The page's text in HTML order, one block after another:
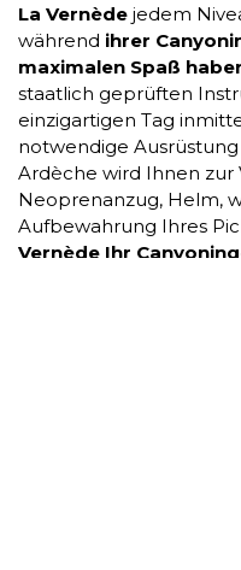
La Vernède jedem
während ihrer
maximalen Spaß
staatlich geprüften
einzigartigen Tag
notwendige
Ardèche wird Ihnen zur
Neoprenanzug, Helm,
Aufbewahrung Ihres
Vernède Ihr